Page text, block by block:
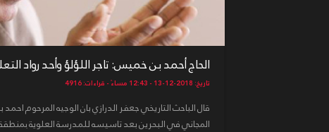
الحاج أحمد بن خميس: تاجر اللؤلؤ وأحد رواد
تاريخ: 2018-12-13 - 12:43 مساءً - قراءات: 4916
قال الباحث التاريخي جعفر الدرازي بان الوجيه المرحوم
المجاني في البحرين بعد تاسيسه للمدرسة العلوية بمنطقة